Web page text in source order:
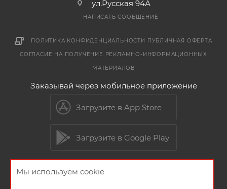
ул.Русская 94А
НАПИСАТЬ СООБЩЕНИЕ
ПОЛИТИКА КОНФИДЕНЦИАЛЬНОСТИ ПУБЛИЧНАЯ ОФЕРТА
СОГЛАСИЕ НА ПОЛУЧЕНИЕ РЕКЛАМНО-ИНФОРМАЦИОННЫХ
МАТЕРИАЛОВ
Заказывай через мобильное приложение
Загрузите в App Store
Загрузите в Google Play
Мы используем cookie